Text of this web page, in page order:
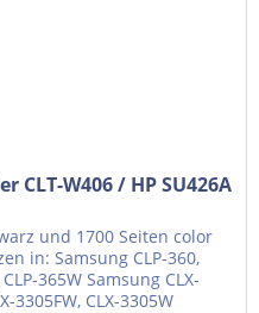
W406 / HP SU426A
und 1700 Seiten color
in: Samsung CLP-360,
365W Samsung CLX-
3305FW, CLX-3305W